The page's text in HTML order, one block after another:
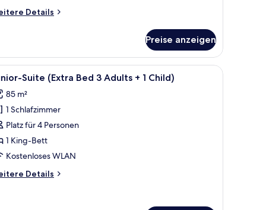
Details
Preise anzeigen
einem Balkon mit Meerblick.
einem Sessel, einem kleinen Tisch, einem Fernseher und Meerblick.
Ein Hotelzimmer mit einem großen Bett,
5 Suite (Extra Bed 3 Adults + 1 Child)
85 m²
1 Schlafzimmer
Platz für 4 Personen
1 King-Bett
Kostenloses WLAN
Details